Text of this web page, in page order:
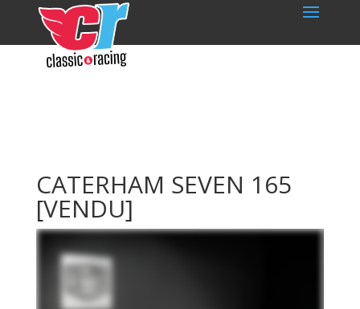
CATERHAM SEVEN 165
[VENDU]